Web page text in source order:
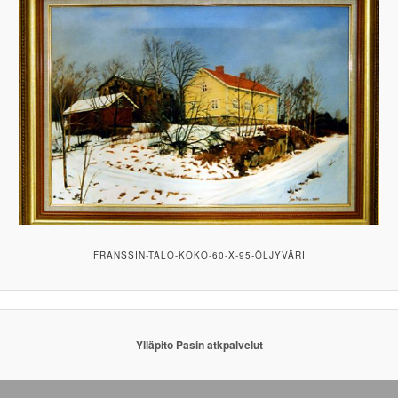
FRANSSIN-TALO-KOKO-60-X-95-ÖLJYVÄRI
Ylläpito Pasin atkpalvelut